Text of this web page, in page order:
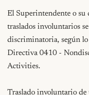
El Superintendente o su
traslados involuntarios
discriminatoria, según lo
Directiva 0410 -
Activities.
Traslado involuntario